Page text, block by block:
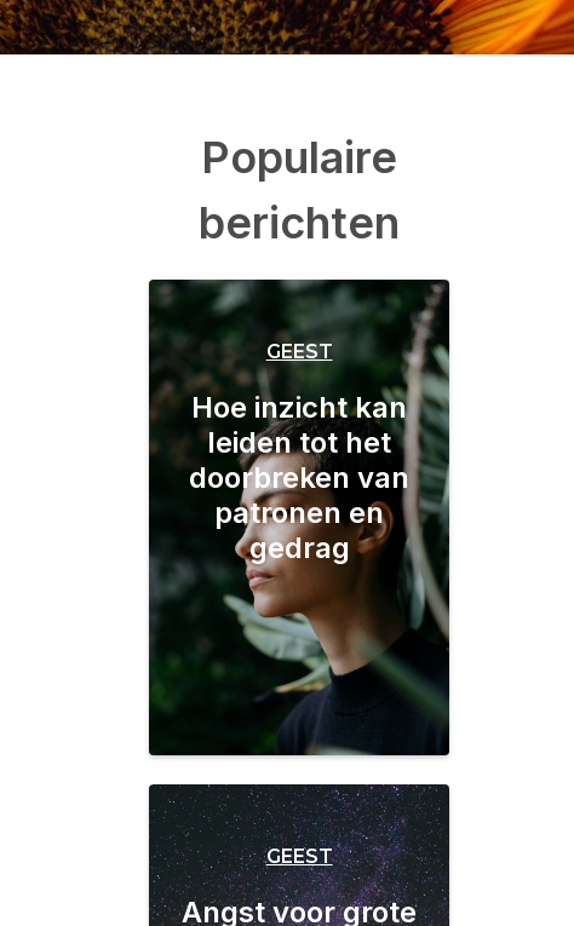
Populaire
berichten
GEEST
Hoe inzicht kan
leiden tot het
doorbreken van
patronen en
gedrag
GEEST
Angst voor grote